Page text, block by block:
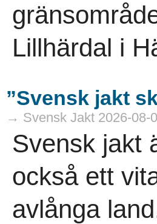
Lillhärdal i
”Svensk jakt
→ Svensk Jakt 2026-08-
Svensk jakt
också ett
avlånga